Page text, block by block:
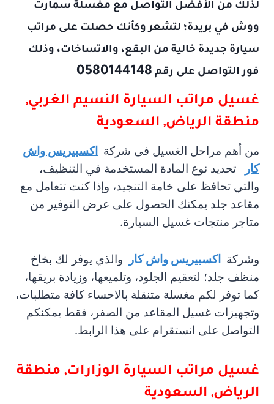
لذلك من الأفضل التواصل مع مغسلة سمارت
ووش في بريدة؛ لتشعر وكأنك حصلت على مراتب
سيارة جديدة خالية من البقع، والاتساخات، وذلك
فور التواصل على رقم 0580144148
غسيل مراتب السيارة النسيم الغربي,
منطقة الرياض, السعودية
من أهم مراحل الغسيل فى شركة
اكسبيريس واش
كار
تحديد نوع المادة المستخدمة في التنظيف،
والتي تحافظ على خامة التنجيد، وإذا كنت تتعامل مع
مقاعد جلد يمكنك الحصول على عرض التوفير من
متاجر منتجات غسيل السيارة.
وشركة اكسبيريس واش كار
والذي يوفر لك بخاخ
منظف جلد؛ لتعقيم الجلود، وتلميعها، وزيادة بريقها،
كما توفر لكم مغسلة متنقلة بالاحساء كافة متطلبات،
وتجهيزات غسيل المقاعد من الصفر، فقط يمكنكم
التواصل على انستقرام على هذا الرابط.
غسيل مراتب السيارة الوزارات, منطقة
الرياض, السعودية